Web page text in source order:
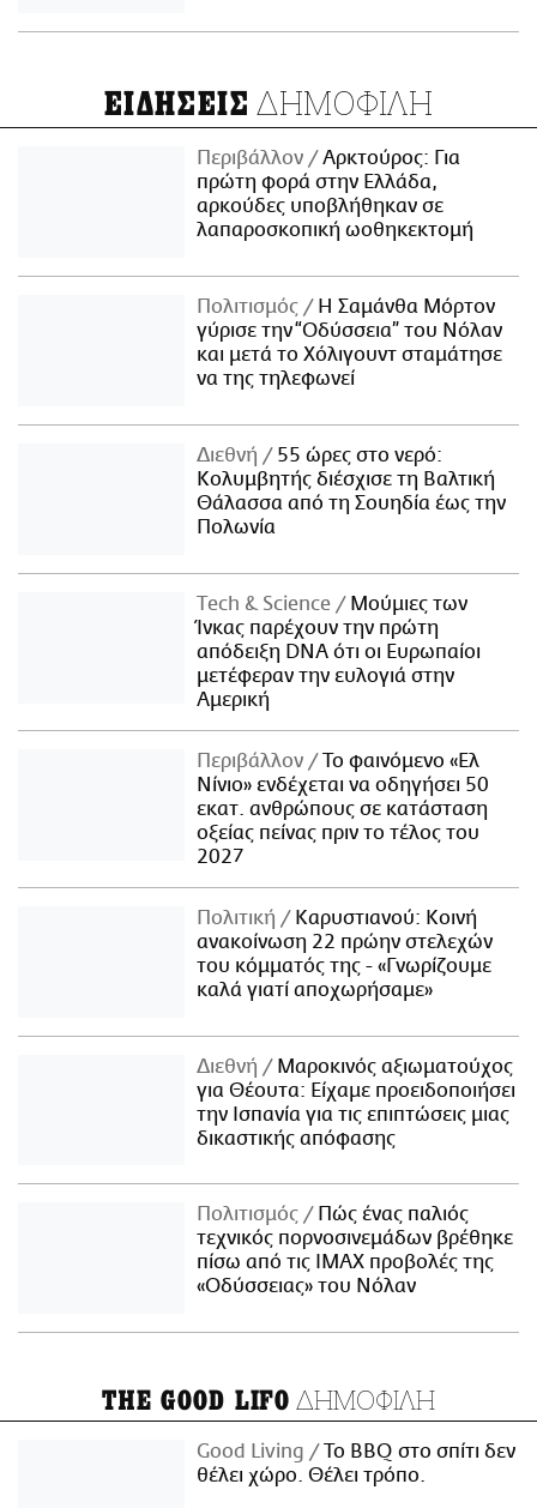
ΕΙΔΗΣΕΙΣ ΔΗΜΟΦΙΛΗ
Περιβάλλον
Αρκτούρος: Για
πρώτη φορά στην Ελλάδα,
αρκούδες υποβλήθηκαν σε
λαπαροσκοπική ωοθηκεκτομή
Πολιτισμός
Η Σαμάνθα Μόρτον
γύρισε την “Οδύσσεια” του Νόλαν
και μετά το Χόλιγουντ σταμάτησε
να της τηλεφωνεί
Διεθνή
55 ώρες στο νερό:
Κολυμβητής διέσχισε τη Βαλτική
Θάλασσα από τη Σουηδία έως την
Πολωνία
Τech & Science
Μούμιες των
Ίνκας παρέχουν την πρώτη
απόδειξη DNA ότι οι Ευρωπαίοι
μετέφεραν την ευλογιά στην
Αμερική
Περιβάλλον
Το φαινόμενο «Ελ
Νίνιο» ενδέχεται να οδηγήσει 50
εκατ. ανθρώπους σε κατάσταση
οξείας πείνας πριν το τέλος του
2027
Πολιτική
Καρυστιανού: Κοινή
ανακοίνωση 22 πρώην στελεχών
του κόμματός της - «Γνωρίζουμε
καλά γιατί αποχωρήσαμε»
Διεθνή
Μαροκινός αξιωματούχος
για Θέουτα: Είχαμε προειδοποιήσει
την Ισπανία για τις επιπτώσεις μιας
δικαστικής απόφασης
Πολιτισμός
Πώς ένας παλιός
τεχνικός πορνοσινεμάδων βρέθηκε
πίσω από τις IMAX προβολές της
«Οδύσσειας» του Νόλαν
THE GOOD LIFO ΔΗΜΟΦΙΛΗ
Good Living
Το BBQ στο σπίτι δεν
θέλει χώρο. Θέλει τρόπο.